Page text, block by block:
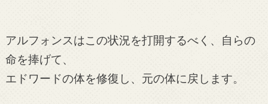
アルフォンスはこの状況を打開するべく、自らの
命を捧げて、
エドワードの体を修復し、元の体に戻します。